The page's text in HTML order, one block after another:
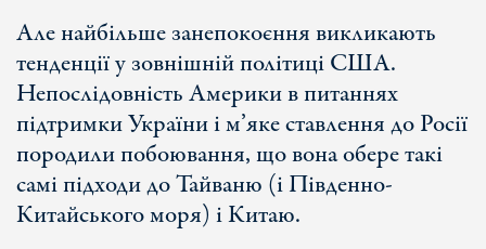
Але найбільше занепокоєння викликають
тенденції у зовнішній політиці США.
Непослідовність Америки в питаннях
підтримки України і м’яке ставлення до Росії
породили побоювання, що вона обере такі
самі підходи до Тайваню (і Південно-
Китайського моря) і Китаю.